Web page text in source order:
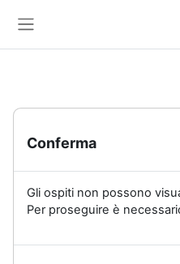
Conferma
Gli ospiti non possono
Per proseguire è